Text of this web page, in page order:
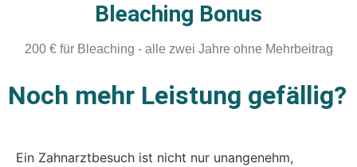
Bleaching Bonus
200 € für Bleaching - alle zwei Jahre ohne Mehrbeitrag
Noch mehr Leistung gefällig?
Ein Zahnarztbesuch ist nicht nur unangenehm,